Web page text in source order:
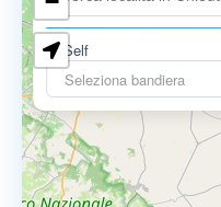
Self
Seleziona bandiera